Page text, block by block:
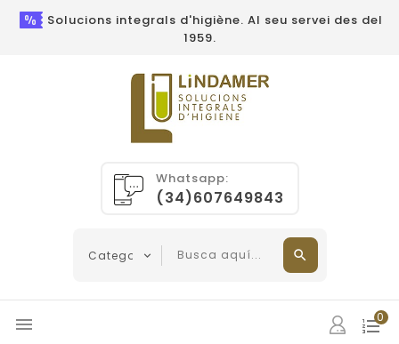
Solucions integrals d'higiène. Al seu servei des del
1959.
Whatsapp:
(34)607649843
 0